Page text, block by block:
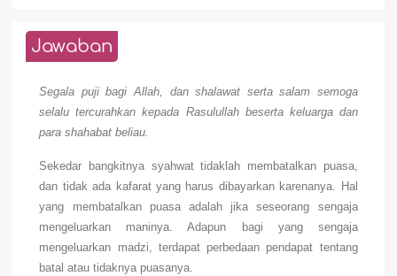
Jawaban
Segala puji bagi Allah, dan shalawat serta salam semoga
selalu tercurahkan kepada Rasulullah beserta keluarga dan
para shahabat beliau.
Sekedar bangkitnya syahwat tidaklah membatalkan puasa,
dan tidak ada kafarat yang harus dibayarkan karenanya. Hal
yang membatalkan puasa adalah jika seseorang sengaja
mengeluarkan maninya. Adapun bagi yang sengaja
mengeluarkan madzi, terdapat perbedaan pendapat tentang
batal atau tidaknya puasanya.